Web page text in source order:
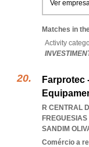
Ver
Matches in
Activity
Farprotec
R CENTRAL
SANDIM
Comércio a